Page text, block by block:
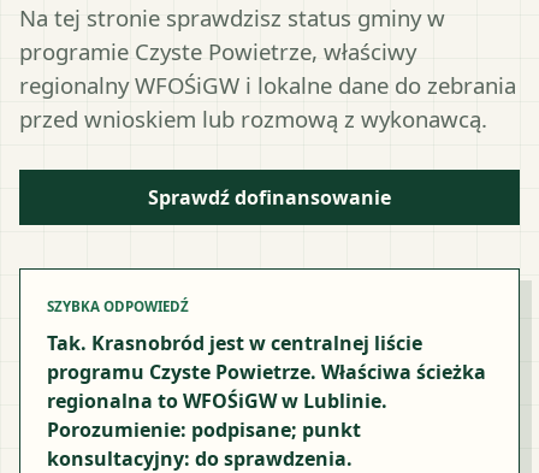
Na tej stronie sprawdzisz status gminy w
programie Czyste Powietrze, właściwy
regionalny WFOŚiGW i lokalne dane do zebrania
przed wnioskiem lub rozmową z wykonawcą.
Sprawdź dofinansowanie
SZYBKA ODPOWIEDŹ
Tak. Krasnobród jest w centralnej liście
programu Czyste Powietrze. Właściwa ścieżka
regionalna to WFOŚiGW w Lublinie.
Porozumienie: podpisane; punkt
konsultacyjny: do sprawdzenia.